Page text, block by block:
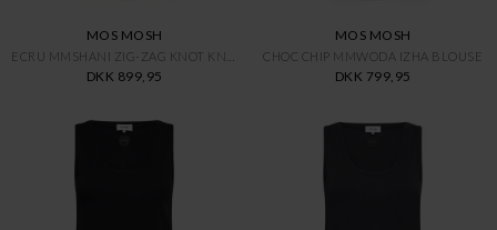
MOS MOSH
DKK 899,95
MOS MOSH
CHOC CHIP MMWODA IZHA BLOUSE
DKK 799,95